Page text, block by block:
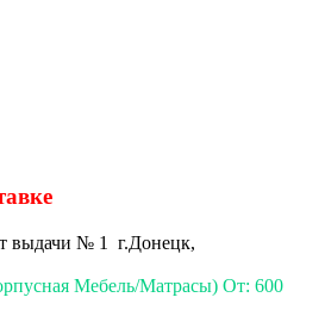
выдачи № 1 г.Донецк,
Мебель/Матрасы) От: 600